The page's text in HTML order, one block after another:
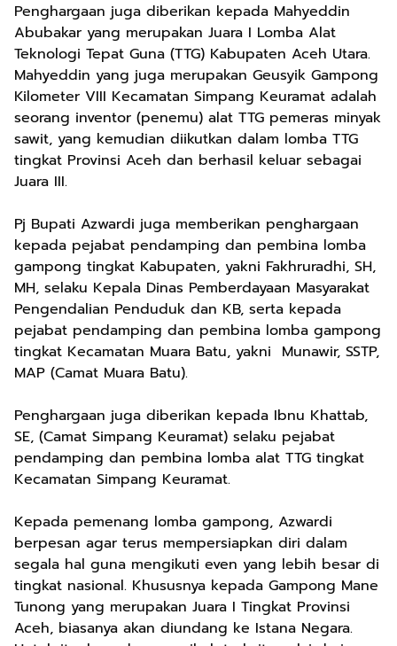
Penghargaan juga diberikan kepada Mahyeddin
Abubakar yang merupakan Juara I Lomba Alat
Teknologi Tepat Guna (TTG) Kabupaten Aceh Utara.
Mahyeddin yang juga merupakan Geusyik Gampong
Kilometer VIII Kecamatan Simpang Keuramat adalah
seorang inventor (penemu) alat TTG pemeras minyak
sawit, yang kemudian diikutkan dalam lomba TTG
tingkat Provinsi Aceh dan berhasil keluar sebagai
Juara III.
Pj Bupati Azwardi juga memberikan penghargaan
kepada pejabat pendamping dan pembina lomba
gampong tingkat Kabupaten, yakni Fakhruradhi, SH,
MH, selaku Kepala Dinas Pemberdayaan Masyarakat
Pengendalian Penduduk dan KB, serta kepada
pejabat pendamping dan pembina lomba gampong
tingkat Kecamatan Muara Batu, yakni Munawir, SSTP,
MAP (Camat Muara Batu).
Penghargaan juga diberikan kepada Ibnu Khattab,
SE, (Camat Simpang Keuramat) selaku pejabat
pendamping dan pembina lomba alat TTG tingkat
Kecamatan Simpang Keuramat.
Kepada pemenang lomba gampong, Azwardi
berpesan agar terus mempersiapkan diri dalam
segala hal guna mengikuti even yang lebih besar di
tingkat nasional. Khususnya kepada Gampong Mane
Tunong yang merupakan Juara I Tingkat Provinsi
Aceh, biasanya akan diundang ke Istana Negara.